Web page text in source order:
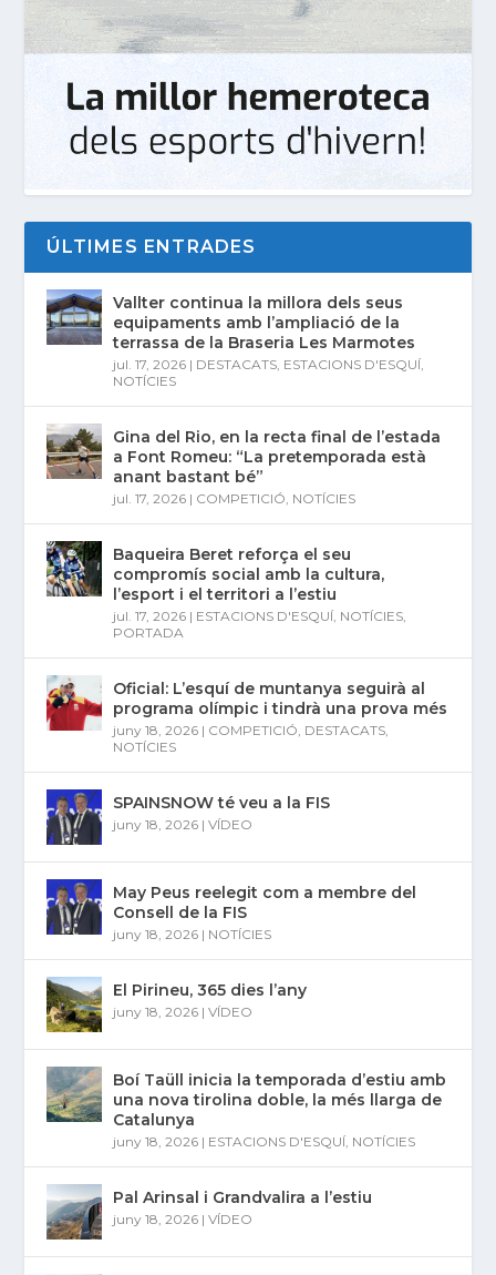
ÚLTIMES ENTRADES
Vallter continua la millora dels seus
equipaments amb l’ampliació de la
terrassa de la Braseria Les Marmotes
jul. 17, 2026 | DESTACATS ESTACIONS D'ESQUÍ
NOTÍCIES
Gina del Rio, en la recta final de l’estada
a Font Romeu: “La pretemporada està
anant bastant bé”
jul. 17, 2026 | COMPETICIÓ NOTÍCIES
Baqueira Beret reforça el seu
compromís social amb la cultura,
l’esport i el territori a l’estiu
jul. 17, 2026 | ESTACIONS D'ESQUÍ NOTÍCIES
PORTADA
Oficial: L’esquí de muntanya seguirà al
programa olímpic i tindrà una prova més
juny 18, 2026 | COMPETICIÓ DESTACATS
NOTÍCIES
SPAINSNOW té veu a la FIS
juny 18, 2026 |VÍDEO
May Peus reelegit com a membre del
Consell de la FIS
juny 18, 2026 | NOTÍCIES
El Pirineu, 365 dies l’any
juny 18, 2026 |VÍDEO
Boí Taüll inicia la temporada d’estiu amb
una nova tirolina doble, la més llarga de
Catalunya
juny 18, 2026 | ESTACIONS D'ESQUÍ NOTÍCIES
Pal Arinsal i Grandvalira a l’estiu
juny 18, 2026 |VÍDEO